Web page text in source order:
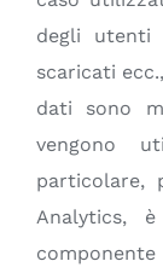
degli utenti
scaricati
dati sono
vengono
particolare,
Analytics,